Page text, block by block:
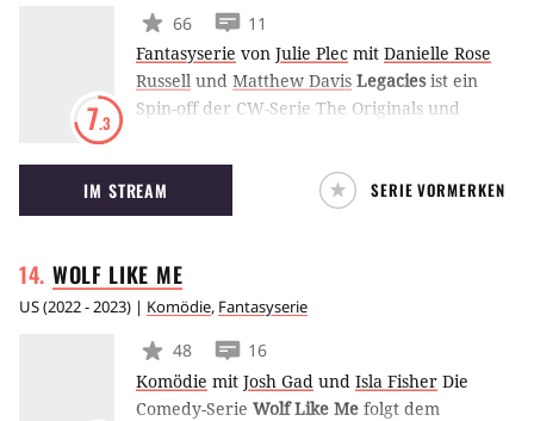
7.3
66
11
Fantasyserie von Julie Plec mit Danielle Rose
Russell und Matthew Davis Legaciesist ein
Spin-off der CW-Serie The Originals und
Rose Russell), die Tochter des Urvampirs Klaus
Mikaelson. Hope ist ein Hybrid aus Werwolf,
Vampir und Hexe und besucht die Salvatore
IM STREAM SERIE VORMERKEN
WOLF LIKE ME
US(2022 - 2023) | Komödie, Fantasyserie
48
16
Komödie mit Josh Gad und Isla Fisher Die
Comedy-Serie Wolf Like Me folgt dem